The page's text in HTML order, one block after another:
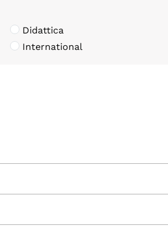
Didattica
International